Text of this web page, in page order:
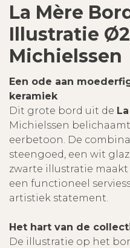
La Mère
Illustratie
Michielssen
Een ode aan
keramiek
Dit grote bord uit de
Michielssen
eerbetoon. De
steengoed, een wit
zwarte illustratie
een functioneel
artistiek statement.
Het hart van de
De illustratie op het